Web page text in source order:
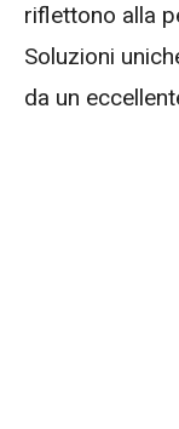
riflettono alla
Soluzioni
da un